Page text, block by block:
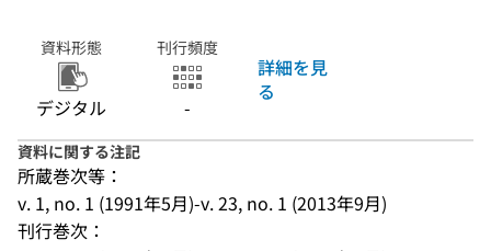
資料形態
デジタル
刊行頻度
-
詳細を見
る
資料に関する注記
所蔵巻次等：
v. 1, no. 1 (1991年5月)-v. 23, no. 1 (2013年9月)
刊行巻次：